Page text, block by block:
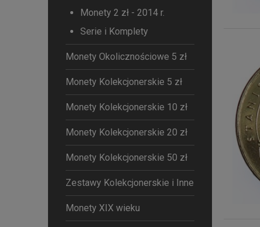
Monety 2 zł - 2014 r.
Serie i Komplety
Monety Okolicznościowe 5 zł
Monety Kolekcjonerskie 5 zł
Monety Kolekcjonerskie 10 zł
Monety Kolekcjonerskie 20 zł
Monety Kolekcjonerskie 50 zł
Zestawy Kolekcjonerskie i Inne
Monety XIX wieku